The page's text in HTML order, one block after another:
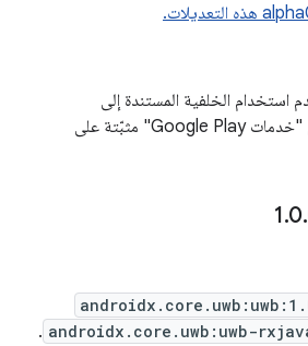
استخدام الخلفية المستندة إلى
AOSP عندما تكون "خدمات Google Play" مثبّتة على
.0.
androidx.core.uwb:uwb-
.